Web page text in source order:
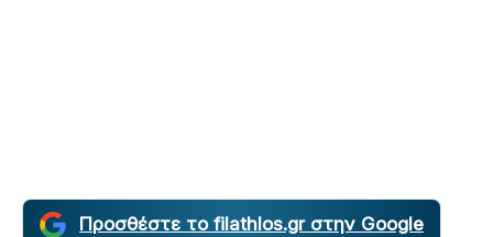
Προσθέστε το filathlos.gr στην Google